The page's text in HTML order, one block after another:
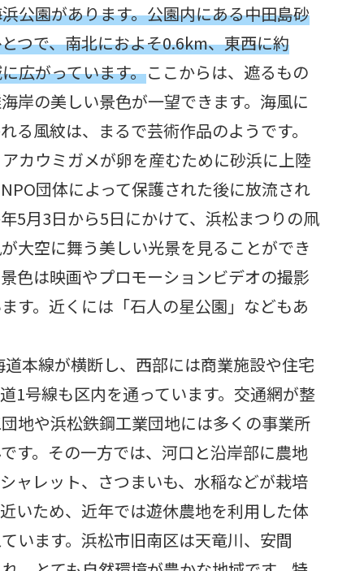
公園があります。公園内にある中田島砂
つで、南北におよそ0.6km、東西に約
広がっています。ここからは、遮るもの
岸の美しい景色が一望できます。海風に
る風紋は、まるで芸術作品のようです。
カウミガメが卵を産むために砂浜に上陸
団体によって保護された後に放流され
5月3日から5日にかけて、浜松まつりの凧
大空に舞う美しい光景を見ることができ
色は映画やプロモーションビデオの撮影
す。近くには「石人の星公園」などもあ
本線が横断し、西部には商業施設や住宅
1号線も区内を通っています。交通網が整
地や浜松鉄鋼工業団地には多くの事業所
す。その一方では、河口と沿岸部に農地
ャレット、さつまいも、水稲などが栽培
いため、近年では遊休農地を利用した体
います。浜松市旧南区は天竜川、安間